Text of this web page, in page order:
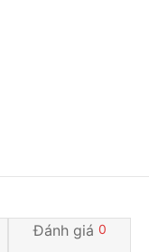
Đánh giá 0